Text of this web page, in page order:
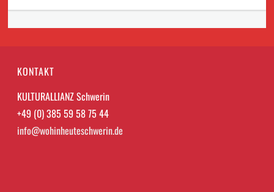
KONTAKT
KULTURALLIANZ Schwerin
+49 (0) 385 59 58 75 44
info@wohinheuteschwerin.de